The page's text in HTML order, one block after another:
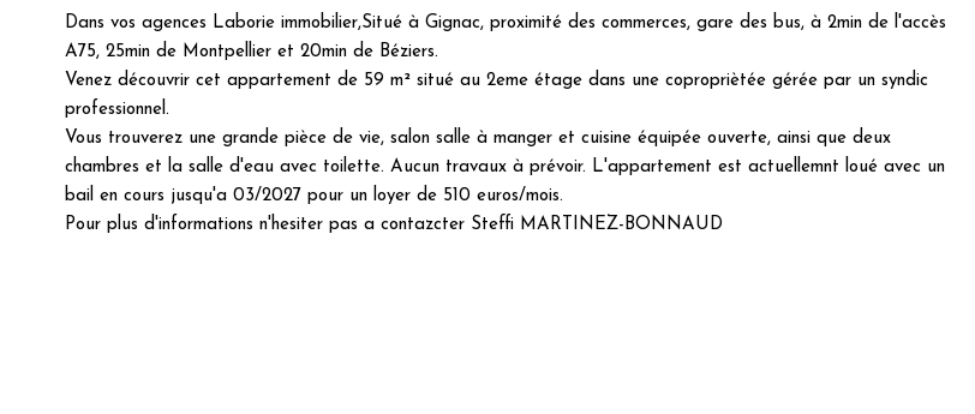
Dans vos agences Laborie immobilier,Situé à Gignac, proximité des commerces, gare des bus, à 2min de l'accès
A75, 25min de Montpellier et 20min de Béziers.
Venez découvrir cet appartement de 59 m² situé au 2eme étage dans une copropriètée gérée par un syndic
professionnel.
Vous trouverez une grande pièce de vie, salon salle à manger et cuisine équipée ouverte, ainsi que deux
chambres et la salle d'eau avec toilette. Aucun travaux à prévoir. L'appartement est actuellemnt loué avec un
bail en cours jusqu'a 03/2027 pour un loyer de 510 euros/mois.
Pour plus d'informations n'hesiter pas a contazcter Steffi MARTINEZ-BONNAUD